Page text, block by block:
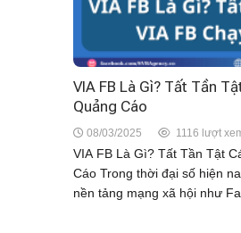
VIA FB Là Gì? Tất Tần
Quảng Cáo
08/03/2025 1116 lượt
VIA FB Là Gì? Tất Tần Tật
Cáo Trong thời đại số hiện
nền tảng mạng xã hội như